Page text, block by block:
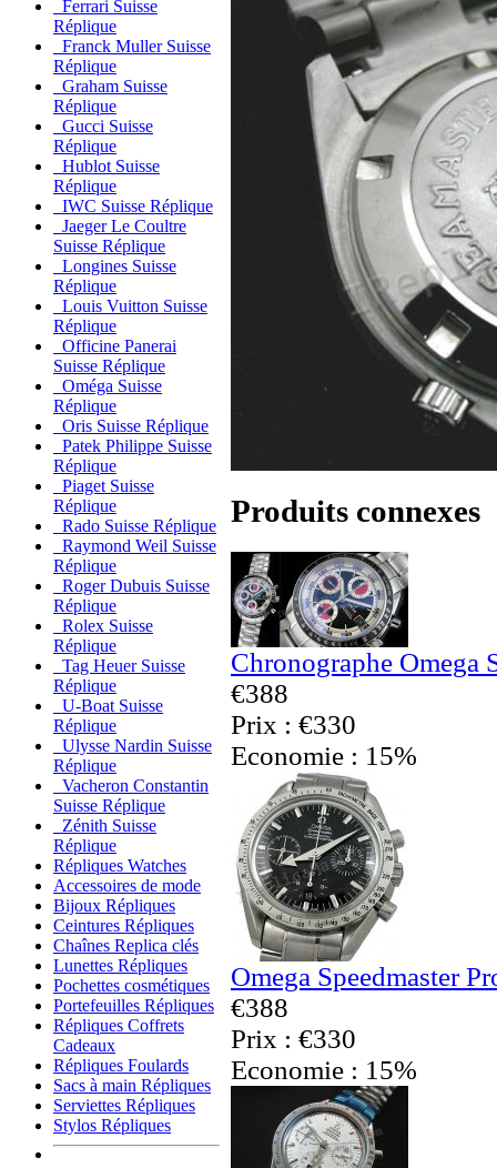
Ferrari Suisse
Réplique
Franck Muller Suisse
Réplique
Graham Suisse
Réplique
Gucci Suisse
Réplique
Hublot Suisse
Réplique
IWC Suisse Réplique
Jaeger Le Coultre
Suisse Réplique
Longines Suisse
Réplique
Louis Vuitton Suisse
Réplique
Officine Panerai
Suisse Réplique
Oméga Suisse
Réplique
Oris Suisse Réplique
Patek Philippe Suisse
Réplique
Piaget Suisse
Réplique
Rado Suisse Réplique
Raymond Weil Suisse
Réplique
Roger Dubuis Suisse
Réplique
Rolex Suisse
Réplique
Tag Heuer Suisse
Réplique
U-Boat Suisse
Réplique
Ulysse Nardin Suisse
Réplique
Vacheron Constantin
Suisse Réplique
Zénith Suisse
Réplique
Répliques Watches
Accessoires de mode
Bijoux Répliques
Ceintures Répliques
Chaînes Replica clés
Lunettes Répliques
Pochettes cosmétiques
Portefeuilles Répliques
Répliques Coffrets
Cadeaux
Répliques Foulards
Sacs à main Répliques
Serviettes Répliques
Stylos Répliques
Produits connexes
Chronographe Omega
€388
Prix : €330
Economie : 15%
Omega Speedmaster
€388
Prix : €330
Economie : 15%